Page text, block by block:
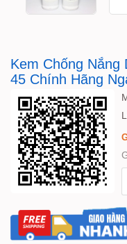
Kem Chống Nắng
45 Chính Hãng